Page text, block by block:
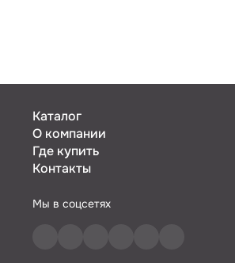
Каталог
О компании
Где купить
Контакты
Мы в соцсетях